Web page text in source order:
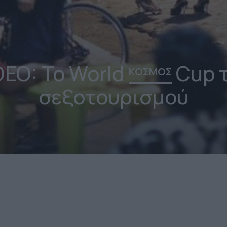
Το World ΚΟΣΜΟΣ Cup
σεξοτουρισμού